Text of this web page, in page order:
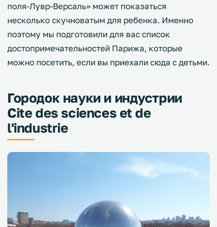
поля-Лувр-Версаль» может показаться
несколько скучноватым для ребенка. Именно
поэтому мы подготовили для вас список
достопримечательностей Парижа, которые
можно посетить, если вы приехали сюда с детьми.
Городок науки и индустрии
Cite des sciences et de
l'industrie